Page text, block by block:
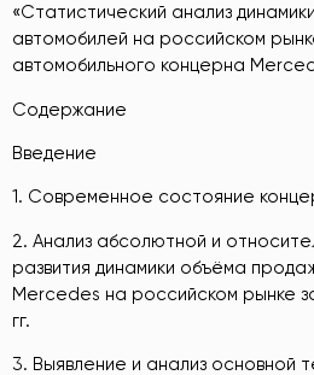
«Статистический анализ
автомобилей на российском
автомобильного концерна
Содержание
Введение
1. Современное состояние
2. Анализ абсолютной и
развития динамики объёма
Mercedes на российском рынке
гг.
3. Выявление и анализ основной